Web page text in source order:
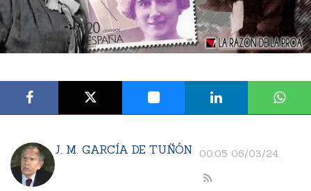
J. M. GARCÍA DE TUÑÓN 00:05 06/03/24